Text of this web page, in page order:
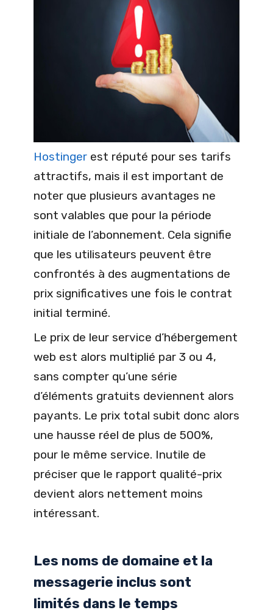
Hostinger est réputé pour ses tarifs
attractifs, mais il est important de
noter que plusieurs avantages ne
sont valables que pour la période
initiale de l’abonnement. Cela signifie
que les utilisateurs peuvent être
confrontés à des augmentations de
prix significatives une fois le contrat
initial terminé.
Le prix de leur service d’hébergement
web est alors multiplié par 3 ou 4,
sans compter qu’une série
d’éléments gratuits deviennent alors
payants. Le prix total subit donc alors
une hausse réel de plus de 500%,
pour le même service. Inutile de
préciser que le rapport qualité-prix
devient alors nettement moins
intéressant.
Les noms de domaine et la
messagerie inclus sont
limités dans le temps